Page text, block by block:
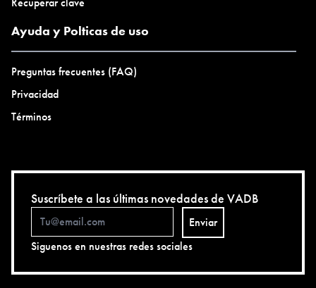
Ayuda y Polticas de uso
Preguntas frecuentes (FAQ)
Privacidad
Términos
Suscríbete a las últimas novedades de VADB
Enviar
Siguenos en nuestras redes sociales